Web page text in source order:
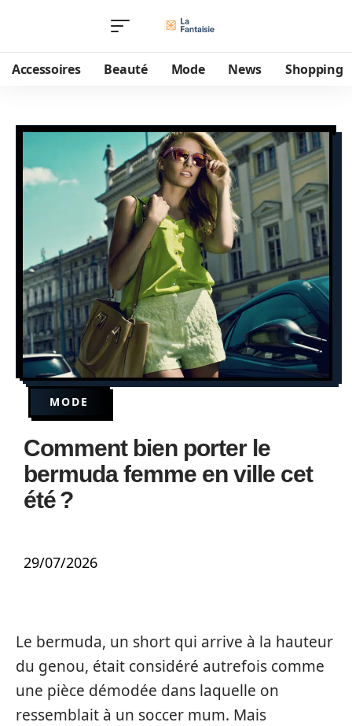
Accessoires Beauté Mode News Shopping
MODE
Comment bien porter le
bermuda femme en ville cet
été ?
29/07/2026
Le bermuda, un short qui arrive à la hauteur
du genou, était considéré autrefois comme
une pièce démodée dans laquelle on
ressemblait à un soccer mum. Mais